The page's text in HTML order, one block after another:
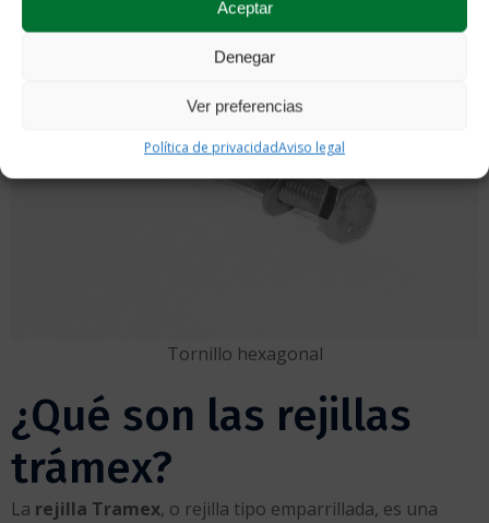
Aceptar
Denegar
Ver preferencias
Política de privacidadAviso legal
Tornillo hexagonal
¿Qué son las rejillas
trámex?
La rejilla Tramex, o rejilla tipo emparrillada, es una